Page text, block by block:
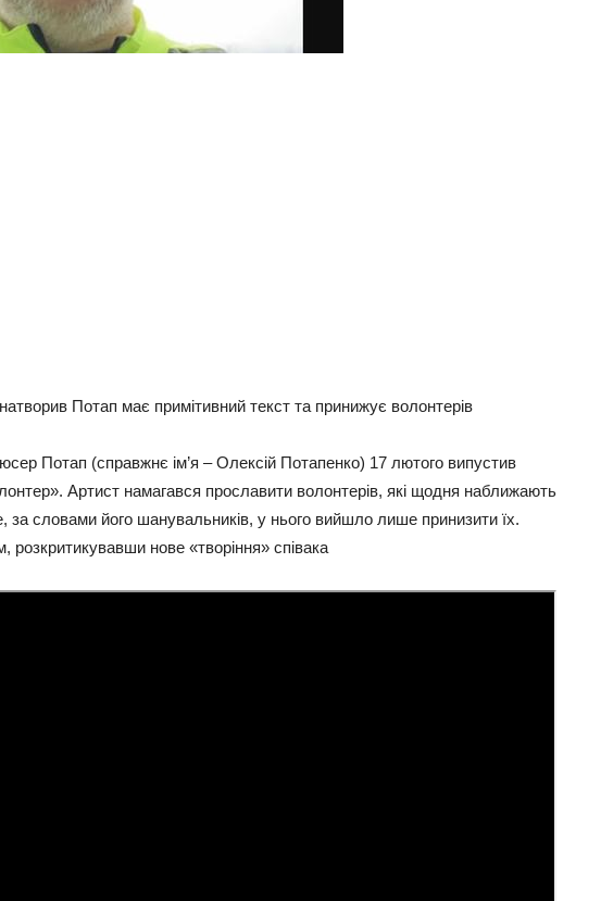
Потап має примітивний текст та принижує волонтерів
Потап (справжнє ім’я – Олексій Потапенко) 17 лютого випустив
Артист намагався прославити волонтерів, які щодня наближають
за словами його шанувальників, у нього вийшло лише принизити їх.
нове «творіння» співака